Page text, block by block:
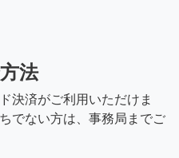
法
決済がご利用いただけま
でない方は、事務局までご